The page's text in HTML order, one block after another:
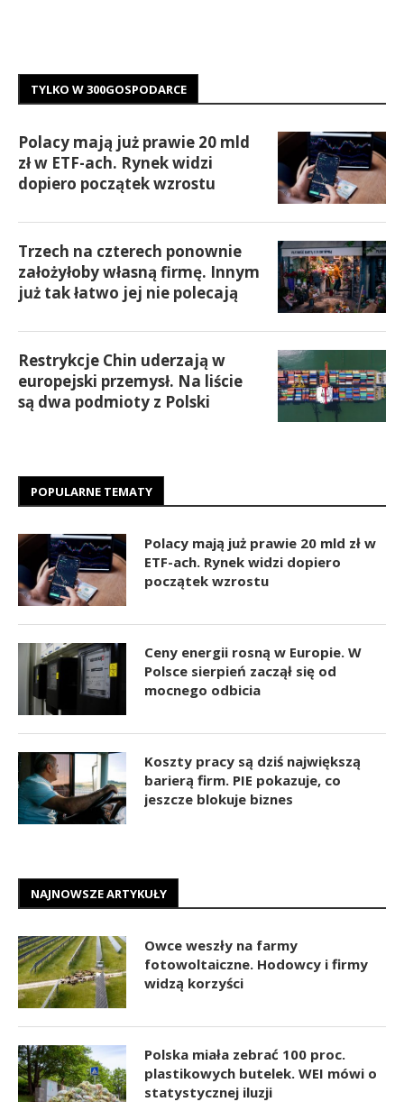
TYLKO W 300GOSPODARCE
Polacy mają już prawie 20 mld
zł w ETF-ach. Rynek widzi
dopiero początek wzrostu
Trzech na czterech ponownie
założyłoby własną firmę. Innym
już tak łatwo jej nie polecają
Restrykcje Chin uderzają w
europejski przemysł. Na liście
są dwa podmioty z Polski
POPULARNE TEMATY
Polacy mają już prawie 20 mld zł w
ETF-ach. Rynek widzi dopiero
początek wzrostu
Ceny energii rosną w Europie. W
Polsce sierpień zaczął się od
mocnego odbicia
Koszty pracy są dziś największą
barierą firm. PIE pokazuje, co
jeszcze blokuje biznes
NAJNOWSZE ARTYKUŁY
Owce weszły na farmy
fotowoltaiczne. Hodowcy i firmy
widzą korzyści
Polska miała zebrać 100 proc.
plastikowych butelek. WEI mówi o
statystycznej iluzji